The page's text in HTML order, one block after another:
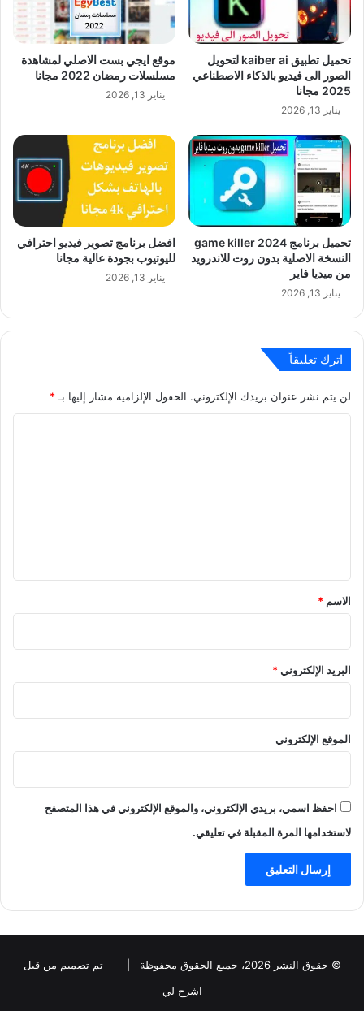
تحميل تطبيق kaiber ai لتحويل
الصور الى فيديو بالذكاء الاصطناعي
2025 مجانا
يناير 13, 2026
موقع ايجي بست الاصلي لمشاهدة
مسلسلات رمضان 2022 مجانا
يناير 13, 2026
تحميل برنامج game killer 2024
النسخة الاصلية بدون روت للاندرويد
من ميديا فاير
يناير 13, 2026
افضل برنامج تصوير فيديو احترافي
لليوتيوب بجودة عالية مجانا
يناير 13, 2026
اترك تعليقاً
لن يتم نشر عنوان بريدك الإلكتروني. الحقول الإلزامية مشار إليها بـ *
*
الاسم *
البريد الإلكتروني*
الموقع الإلكتروني
احفظ اسمي، بريدي الإلكتروني، والموقع الإلكتروني في هذا المتصفح
لاستخدامها المرة المقبلة في تعليقي.
© حقوق النشر 2026، جميع الحقوق محفوظة |
تم تصميم من قبل
اشرح لي